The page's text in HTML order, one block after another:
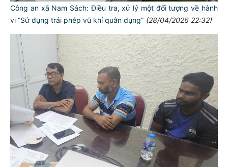
Công an xã Nam Sách: Điều tra, xử lý một đối tượng về hành
vi “Sử dụng trái phép vũ khí quân dụng” (28/04/2026 22:32)